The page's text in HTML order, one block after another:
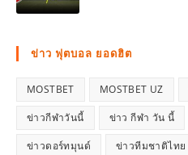
ข่าว ฟุตบอล ยอดฮิต
MOSTBET MOSTBET UZ
ข่าวกีฬาวันนี้ ข่าว กีฬา วัน นี้
ข่าวดอร์ทมุนด์ ข่าวทีมชาติไทย